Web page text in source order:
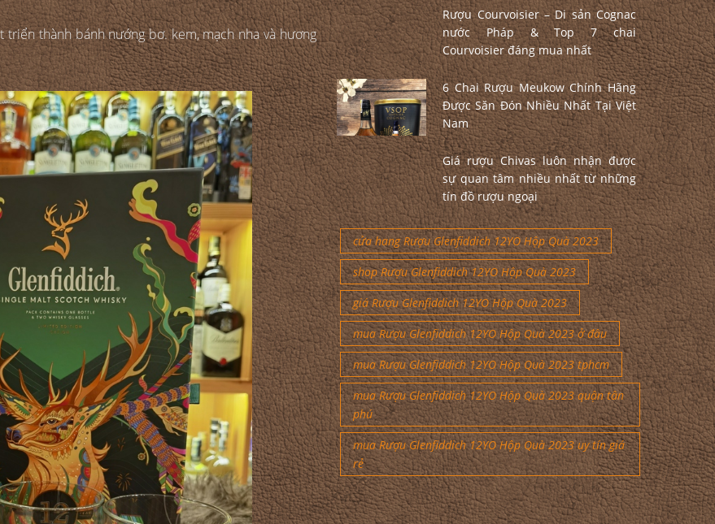
thành bánh nướng bơ. kem, mạch nha và hương
Rượu Courvoisier – Di sản Cognac
nước Pháp & Top 7 chai
Courvoisier đáng mua nhất
6 Chai Rượu Meukow Chính Hãng
Được Săn Đón Nhiều Nhất Tại Việt
Nam
Giá rượu Chivas luôn nhận được
sự quan tâm nhiều nhất từ những
tín đồ rượu ngoại
cửa hang Rượu Glenfiddich 12YO Hộp Quà 2023
shop Rượu Glenfiddich 12YO Hộp Quà 2023
giá Rượu Glenfiddich 12YO Hộp Quà 2023
mua Rượu Glenfiddich 12YO Hộp Quà 2023 ở đâu
mua Rượu Glenfiddich 12YO Hộp Quà 2023 tphcm
mua Rượu Glenfiddich 12YO Hộp Quà 2023 quận tân
phú
mua Rượu Glenfiddich 12YO Hộp Quà 2023 uy tín giá
rẻ